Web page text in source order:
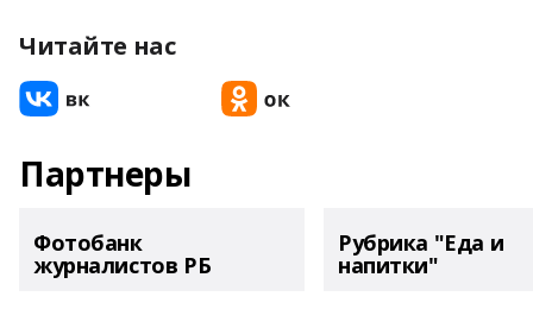
Читайте нас
Партнеры
Фотобанк
журналистов РБ
Рубрика "Еда и
напитки"